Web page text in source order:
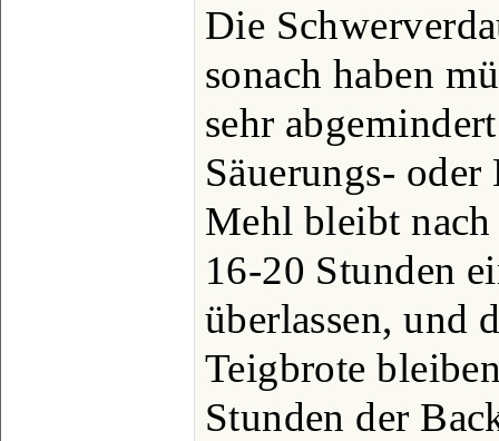
Die
sonach haben
sehr
Säuerungs-
Mehl bleibt
16-20 Stunden
überlassen, und
Teigbrote
Stunden der